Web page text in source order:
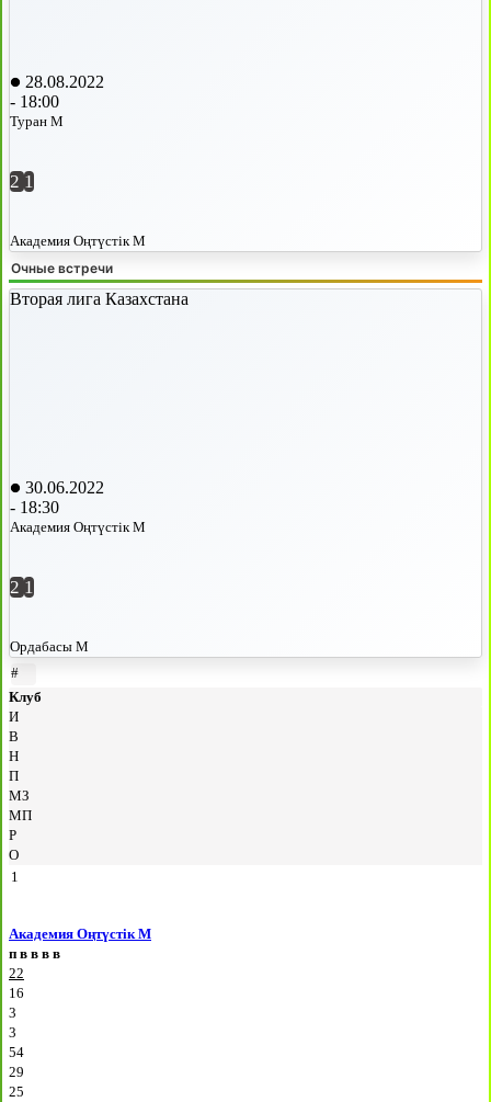
28.08.2022
- 18:00
Туран М
2 1
Академия Оңтүстік М
Очные встречи
Вторая лига Казахстана
30.06.2022
- 18:30
Академия Оңтүстік М
2 1
Ордабасы М
#
Клуб
И
В
Н
П
МЗ
МП
Р
О
1
Академия Оңтүстік М
п в в в в
22
16
3
3
54
29
25